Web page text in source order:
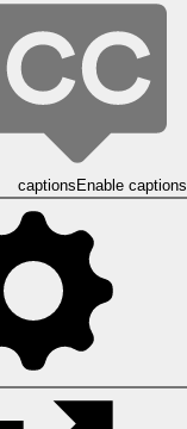
captionsEnable captions